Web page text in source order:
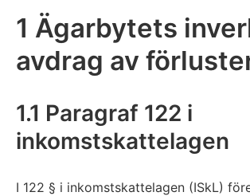
1 Ägarbytets
avdrag av
1.1 Paragraf 122 i
inkomstskattelagen
I 122 § i inkomstskattelagen (ISkL)